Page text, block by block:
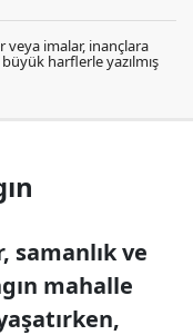
veya imalar, inançlara
büyük harflerle yazılmış
samanlık ve
mahalle